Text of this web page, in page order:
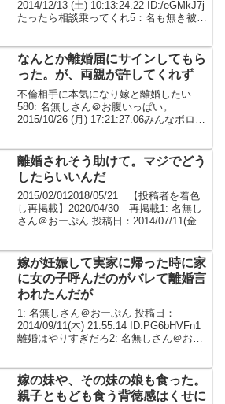
2014/12/13 (土) 10:13:24.22 ID:/eGMkJ7j
たったら相談乗ってくれ5：名も無き被検
なんとか離婚届にサインしてもら
った。が、両親が許してくれず
不倫相手に本気になり嫁と離婚したい
580: 名無しさん＠お腹いっぱい。
2015/10/26 (月) 17:21:27.06みんなボロボ
親が許してくれず 夫婦の問題...
離婚されそう助けて。マジでどう
したらいいんだ
2015/02/012018/05/21 【投稿者を着色
し再掲載】2020/04/30 再掲載1: 名無し
さん＠おーぷん 投稿日：2014/07/11(金)
嫁が妊娠して実家に帰った時に家
に女の子呼んだのがバレて離婚言
われたんだが
1: 名無しさん＠おーぷん 投稿日：
2014/09/11(木) 21:55:14 ID:PG6bHVFn1
離婚はやりすぎだろ2: 名無しさん＠おー
嫁の妹や、その妹の娘も食った。
親子ともども食う背徳感はくせに